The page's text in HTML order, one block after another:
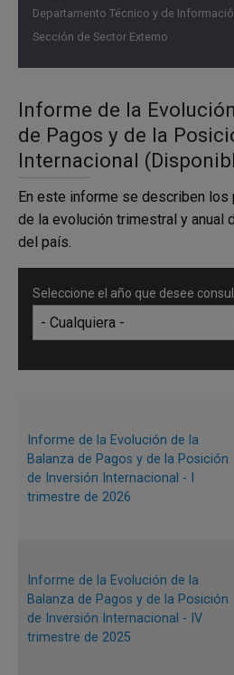
Departamento Técnico y de
Sección de Sector Externo
Cifras como
En la cuenta financiera para el
se estiman entradas netas de
operaciones de derivados
aumento de las reservas
transacciones de balanza de
2).
balanza de pagos
Cifras en millones
Informe de la
de Pagos y de la
Internacional
En este informe se describen
de la evolución trimestral y anual
del país.
Seleccione el año que desee
Informe de la Evolución de la
Balanza de Pagos y de la Posición
de Inversión Internacional - I
trimestre de 2026
Informe de la Evolución de la
Balanza de Pagos y de la Posición
de Inversión Internacional - IV
trimestre de 2025